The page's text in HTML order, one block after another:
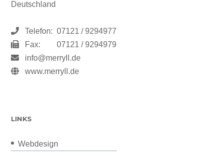
Deutschland
Telefon: 07121 / 9294977
Fax:
07121 / 9294979
info@merryll.de
www.merryll.de
LINKS
Webdesign